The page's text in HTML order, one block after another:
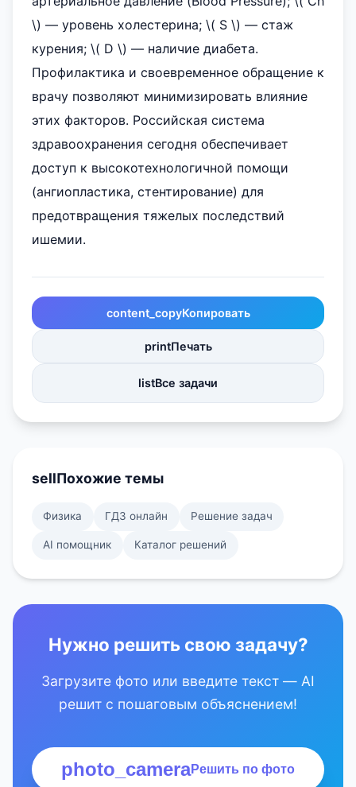
\) — уровень холестерина; \( S \) — стаж
курения; \( D \) — наличие диабета.
Профилактика и своевременное обращение к
врачу позволяют минимизировать влияние
этих факторов. Российская система
здравоохранения сегодня обеспечивает
доступ к высокотехнологичной помощи
(ангиопластика, стентирование) для
предотвращения тяжелых последствий
ишемии.
content_copyКопировать
printПечать
listВсе задачи
sellПохожие темы
Физика ГДЗ онлайн Решение задач
AI помощник Каталог решений
Нужно решить свою задачу?
Загрузите фото или введите текст — AI
решит с пошаговым объяснением!
photo_cameraРешить по фото